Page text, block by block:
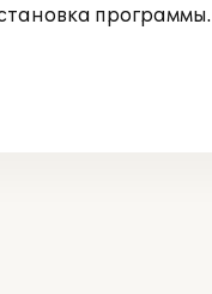
программы.